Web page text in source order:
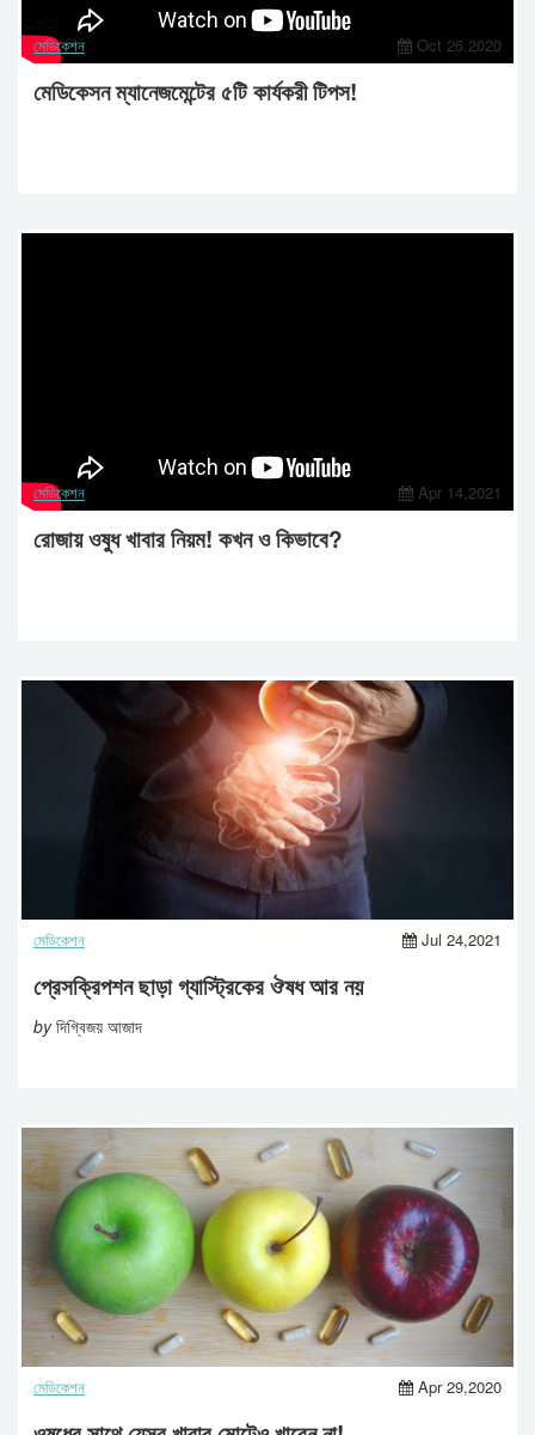
মেডিকেশন Oct 26,2020
মেডিকেসন ম্যানেজমেন্টের ৫টি কার্যকরী টিপস!
মেডিকেশন Apr 14,2021
রোজায় ওষুধ খাবার নিয়ম! কখন ও কিভাবে?
মেডিকেশন Jul 24,2021
প্রেসক্রিপশন ছাড়া গ্যাস্ট্রিকের ঔষধ আর নয়
byদিগ্বিজয় আজাদ
মেডিকেশন Apr 29,2020